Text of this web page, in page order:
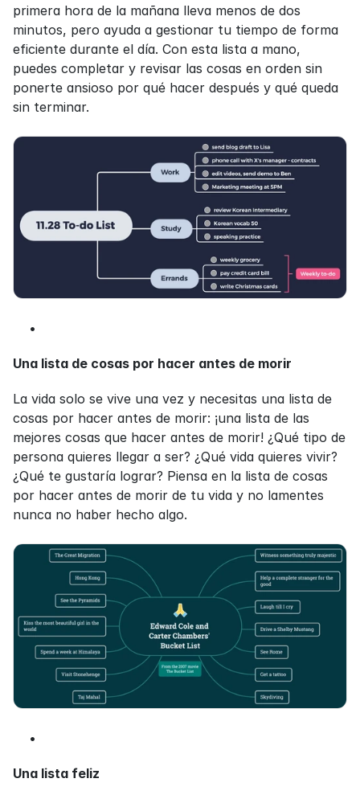
primera hora de la mañana lleva menos de dos
minutos, pero ayuda a gestionar tu tiempo de forma
eficiente durante el día. Con esta lista a mano,
puedes completar y revisar las cosas en orden sin
ponerte ansioso por qué hacer después y qué queda
sin terminar.
Una lista de cosas por hacer antes de morir
La vida solo se vive una vez y necesitas una lista de
cosas por hacer antes de morir: ¡una lista de las
mejores cosas que hacer antes de morir! ¿Qué tipo de
persona quieres llegar a ser? ¿Qué vida quieres vivir?
¿Qué te gustaría lograr? Piensa en la lista de cosas
por hacer antes de morir de tu vida y no lamentes
nunca no haber hecho algo.
Una lista feliz